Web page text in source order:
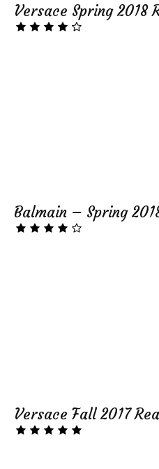
Versace Spring 2018
Balmain – Spring
Versace Fall 2017